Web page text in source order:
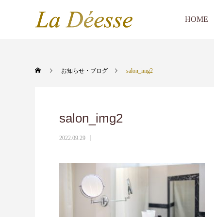
HOME
お知らせ・ブログ salon_img2
salon_img2
2022.09.29